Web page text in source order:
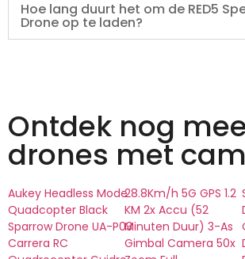
Hoe lang duurt het om de RED5
Drone op te laden?
Ontdek nog
drones met
Aukey Headless Mode
Quadcopter Black
Sparrow Drone UA-P03
Carrera RC
28.8Km/h 5G GPS 1.2
KM 2x Accu (52
Minuten Duur) 3-As
Gimbal Camera 50x